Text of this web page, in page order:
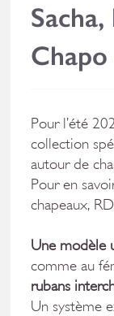
Pour l’été
collection
autour de
Pour en
chapeaux,
Une modèle
comme au
rubans
Un système